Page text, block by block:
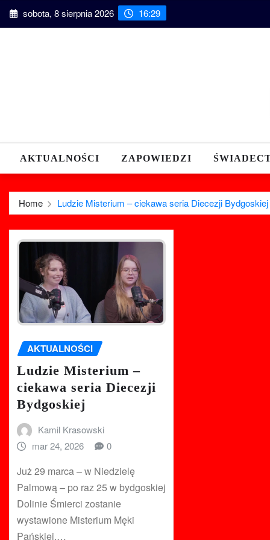
Skip sobota, 8 sierpnia 2026 16:29
AKTUALNOŚCI ZAPOWIEDZI
Home Ludzie Misterium – ciekawa seria Diecezji Bydgoskiej
AKTUALNOŚCI
Ludzie Misterium –
ciekawa seria Diecezji
Bydgoskiej
Kamil Krasowski
mar 24, 2026
0
Już 29 marca – w Niedzielę
Palmową – po raz 25 w bydgoskiej
Dolinie Śmierci zostanie
wystawione Misterium Męki
Pańskiej.…